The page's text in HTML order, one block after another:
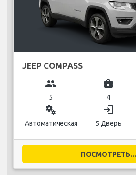
JEEP COMPASS
group
5
business_center
4
miscellaneous_services
Автоматическая
login
5 Дверь
ПОСМОТРЕТЬ...